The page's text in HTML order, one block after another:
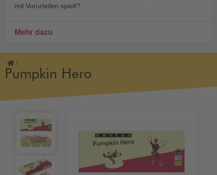
mit Vorurteilen spielt?
Mehr dazu
/
Pumpkin Hero